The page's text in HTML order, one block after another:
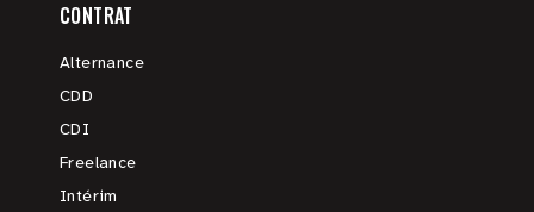
CONTRAT
Alternance
CDD
CDI
Freelance
Intérim